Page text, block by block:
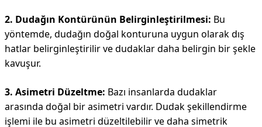
2. Dudağın Kontürünün Belirginleştirilmesi: Bu
yöntemde, dudağın doğal konturuna uygun olarak dış
hatlar belirginleştirilir ve dudaklar daha belirgin bir şekle
kavuşur.
3. Asimetri Düzeltme: Bazı insanlarda dudaklar
arasında doğal bir asimetri vardır. Dudak şekillendirme
işlemi ile bu asimetri düzeltilebilir ve daha simetrik